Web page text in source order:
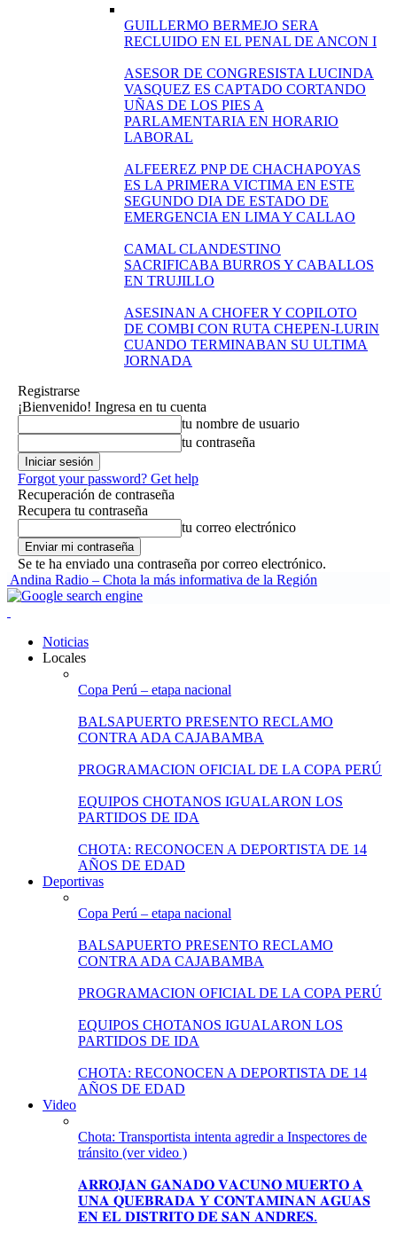
GUILLERMO BERMEJO SERA
RECLUIDO EN EL PENAL DE ANCON I
ASESOR DE CONGRESISTA LUCINDA
VASQUEZ ES CAPTADO CORTANDO
UÑAS DE LOS PIES A
PARLAMENTARIA EN HORARIO
LABORAL
ALFEEREZ PNP DE CHACHAPOYAS
ES LA PRIMERA VICTIMA EN ESTE
SEGUNDO DIA DE ESTADO DE
EMERGENCIA EN LIMA Y CALLAO
CAMAL CLANDESTINO
SACRIFICABA BURROS Y CABALLOS
EN TRUJILLO
ASESINAN A CHOFER Y COPILOTO
DE COMBI CON RUTA CHEPEN-LURIN
CUANDO TERMINABAN SU ULTIMA
JORNADA
Registrarse
¡Bienvenido! Ingresa en tu cuenta
tu nombre de usuario
tu contraseña
Forgot your password? Get help
Recuperación de contraseña
Recupera tu contraseña
tu correo electrónico
Se te ha enviado una contraseña por correo electrónico.
Andina Radio – Chota la más informativa de la Región
Noticias
Locales
Copa Perú – etapa nacional
BALSAPUERTO PRESENTO RECLAMO
CONTRA ADA CAJABAMBA
PROGRAMACION OFICIAL DE LA COPA PERÚ
EQUIPOS CHOTANOS IGUALARON LOS
PARTIDOS DE IDA
CHOTA: RECONOCEN A DEPORTISTA DE 14
AÑOS DE EDAD
Deportivas
Copa Perú – etapa nacional
BALSAPUERTO PRESENTO RECLAMO
CONTRA ADA CAJABAMBA
PROGRAMACION OFICIAL DE LA COPA PERÚ
EQUIPOS CHOTANOS IGUALARON LOS
PARTIDOS DE IDA
CHOTA: RECONOCEN A DEPORTISTA DE 14
AÑOS DE EDAD
Video
Chota: Transportista intenta agredir a Inspectores de
tránsito (ver video )
𝐀𝐑𝐑𝐎𝐉𝐀𝐍 𝐆𝐀𝐍𝐀𝐃𝐎 𝐕𝐀𝐂𝐔𝐍𝐎 𝐌𝐔𝐄𝐑𝐓𝐎 𝐀
𝐔𝐍𝐀 𝐐𝐔𝐄𝐁𝐑𝐀𝐃𝐀 𝐘 𝐂𝐎𝐍𝐓𝐀𝐌𝐈𝐍𝐀𝐍 𝐀𝐆𝐔𝐀𝐒
𝐄𝐍 𝐄𝐋 𝐃𝐈𝐒𝐓𝐑𝐈𝐓𝐎 𝐃𝐄 𝐒𝐀𝐍 𝐀𝐍𝐃𝐑𝐄́𝐒.